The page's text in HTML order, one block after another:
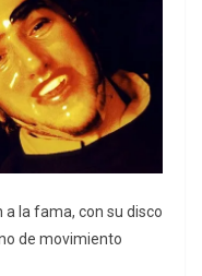
la fama, con su disco
de movimiento